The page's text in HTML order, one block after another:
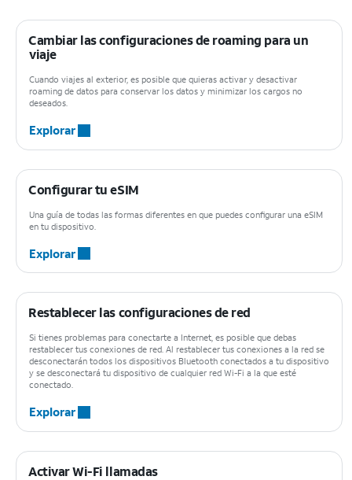
Cambiar las configuraciones de roaming para un
viaje
Cuando viajes al exterior, es posible que quieras activar y desactivar
roaming de datos para conservar los datos y minimizar los cargos no
deseados.
Explorar
Configurar tu eSIM
Una guía de todas las formas diferentes en que puedes configurar una eSIM
en tu dispositivo.
Explorar
Restablecer las configuraciones de red
Si tienes problemas para conectarte a Internet, es posible que debas
restablecer tus conexiones de red. Al restablecer tus conexiones a la red se
desconectarán todos los dispositivos Bluetooth conectados a tu dispositivo
y se desconectará tu dispositivo de cualquier red Wi-Fi a la que esté
conectado.
Explorar
Activar Wi-Fi llamadas